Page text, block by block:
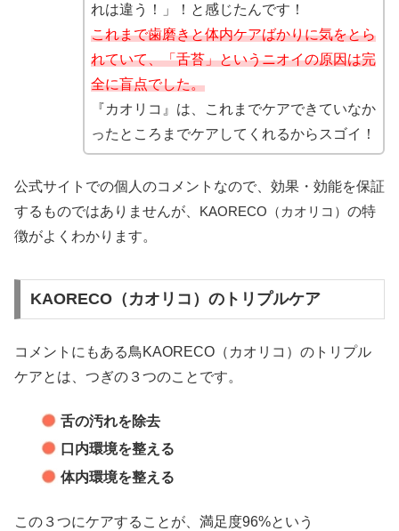
れは違う！」！と感じたんです！
これまで歯磨きと体内ケアばかりに気をとら
れていて、「舌苔」というニオイの原因は完
全に盲点でした。
『カオリコ』は、これまでケアできていなか
ったところまでケアしてくれるからスゴイ！
公式サイトでの個人のコメントなので、効果・効能を保証
するものではありませんが、 KAORECO（カオリコ） の特
徴がよくわかります。
KAORECO（カオリコ）のトリプルケア
コメントにもある鳥KAORECO（カオリコ）のトリプル
ケアとは、つぎの３つのことです。
舌の汚れを除去
口内環境を整える
体内環境を整える
この３つにケアすることが、満足度96%という